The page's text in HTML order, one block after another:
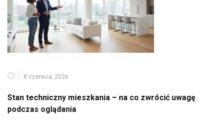
8 czerwca, 2026
Stan techniczny mieszkania – na co zwrócić uwagę
podczas oglądania